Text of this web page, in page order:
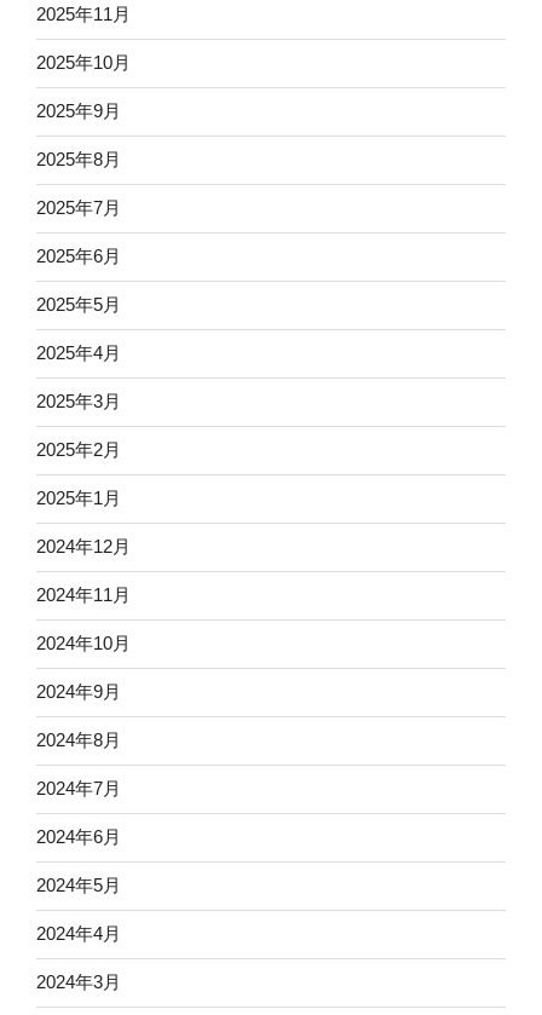
2025年11月
2025年10月
2025年9月
2025年8月
2025年7月
2025年6月
2025年5月
2025年4月
2025年3月
2025年2月
2025年1月
2024年12月
2024年11月
2024年10月
2024年9月
2024年8月
2024年7月
2024年6月
2024年5月
2024年4月
2024年3月